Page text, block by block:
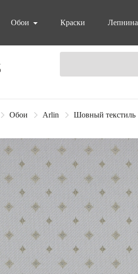
Обои Краски Лепнина
Обои Arlin Шовный текстиль